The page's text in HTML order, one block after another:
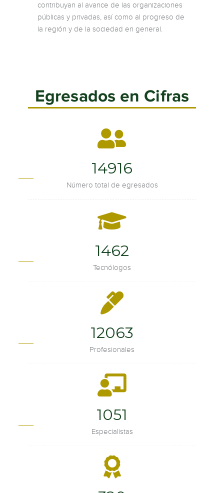
contribuyan al avance de las organizaciones
públicas y privadas, así como al progreso de
la región y de la sociedad en general.
Egresados en Cifras
19754
Número total de egresados
1936
Tecnólogos
15976
Profesionales
1392
Especialistas